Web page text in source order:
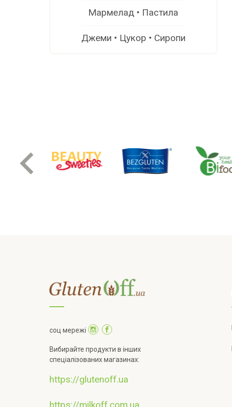
Мармелад • Пастила
Джеми • Цукор • Сиропи
соц мережі
Вибирайте продукти в інших
спеціалізованих магазинах:
https://glutenoff.ua
https://milkoff.com.ua